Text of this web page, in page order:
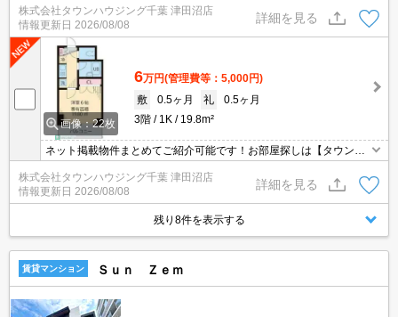
は事前にご相談ください。
株式会社タウンハウジング千葉 津田沼店
情報更新日 2026/08/08
詳細を見る
画像：22枚
6万円(管理費等：5,000円)
敷
0.5ヶ月 礼
0.5ヶ月
3階
1K 19.8m²
ネット掲載物件まとめてご紹介可能です！お部屋探しは【タウンハ
ウジング】にお任せください！※オンライン内見・現地待ち合わせ
は事前にご相談ください。
株式会社タウンハウジング千葉 津田沼店
情報更新日 2026/08/08
詳細を見る
残り8件を表示する
賃貸マンション Ｓｕｎ Ｚｅｍ